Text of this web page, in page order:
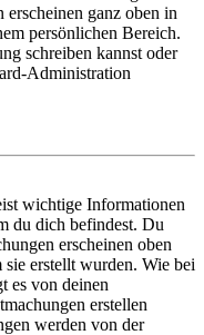
ganz oben in
persönlichen Bereich.
schreiben kannst oder
Administration
wichtige Informationen
du dich befindest. Du
erscheinen oben
sie erstellt wurden. Wie bei
es von deinen
erstellen
werden von der